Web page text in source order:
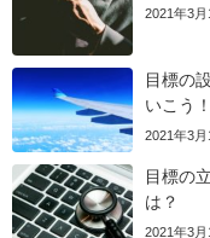
2021年3月
目標の
いこう！
2021年3月
目標の
は？
2021年3月